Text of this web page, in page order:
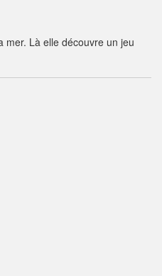
mer. Là elle découvre un jeu